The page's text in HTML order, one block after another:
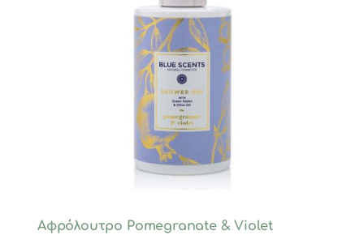
Αφρόλουτρο Pomegranate & Violet